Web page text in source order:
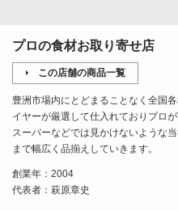
プロの食材お取り寄せ店
この店舗の商品一覧
豊洲市場内にとどまることなく全国
イヤーが厳選して仕入れておりプロ
スーパーなどでは見かけないような
まで幅広く品揃えしていきます。
創業年：2004
代表者：萩原章史